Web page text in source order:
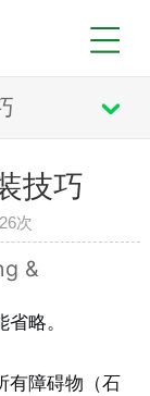
技巧
次
&
略。
有障碍物（石